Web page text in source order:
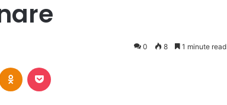
0 8 1 minute read
Odnoklassniki